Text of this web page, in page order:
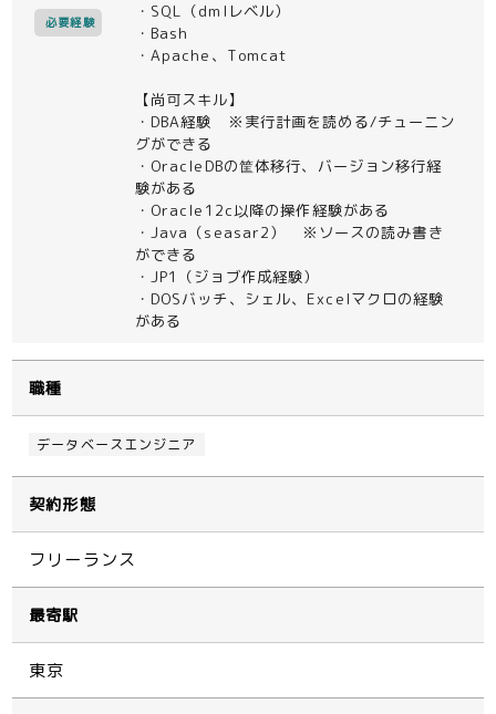
必要経験
・SQL（dmlレベル）
・Bash
・Apache、Tomcat
【尚可スキル】
・DBA経験 ※実行計画を読める/チューニン
グができる
・OracleDBの筐体移行、バージョン移行経
験がある
・Oracle12c以降の操作経験がある
・Java（seasar2） ※ソースの読み書き
ができる
・JP1（ジョブ作成経験）
・DOSバッチ、シェル、Excelマクロの経験
がある
職種
データベースエンジニア
契約形態
フリーランス
最寄駅
東京